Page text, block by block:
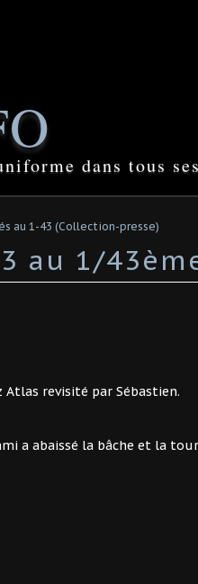
dans tous
au 1-43 (Collection-presse)
au 1/
Atlas revisité par Sébastien.
a abaissé la bâche et la